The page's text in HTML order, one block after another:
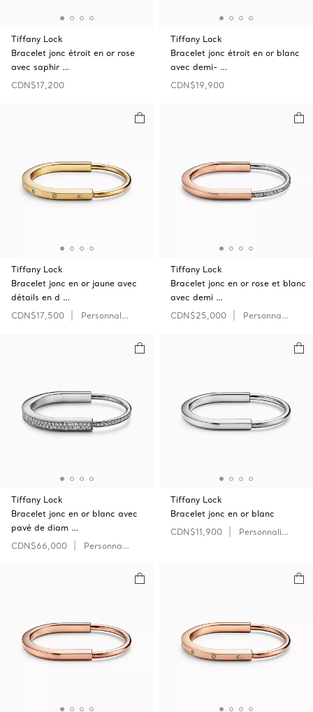
Tiffany Lock
Bracelet jonc étroit en or rose
avec saphir …
CDN$17,200
Tiffany Lock
Bracelet jonc étroit en or blanc
avec demi- …
CDN$19,900
Tiffany Lock
Bracelet jonc en or jaune avec
détails en d …
CDN$17,500
Personnaliser
Tiffany Lock
Bracelet jonc en or rose et blanc
avec demi …
CDN$25,000
Personnaliser
Tiffany Lock
Bracelet jonc en or blanc avec
pavé de diam …
CDN$66,000
Personnaliser
Tiffany Lock
Bracelet jonc en or blanc
CDN$11,900
Personnaliser